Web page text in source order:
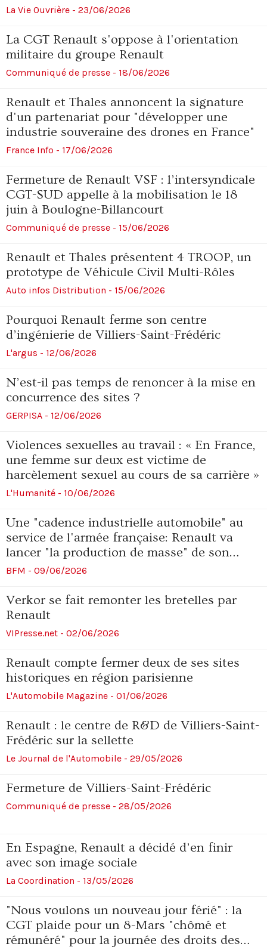
La Vie Ouvrière - 23/06/2026
La CGT Renault s'oppose à l'orientation
militaire du groupe Renault
Communiqué de presse - 18/06/2026
Renault et Thales annoncent la signature
d'un partenariat pour "développer une
industrie souveraine des drones en France"
France Info - 17/06/2026
Fermeture de Renault VSF : l’intersyndicale
CGT-SUD appelle à la mobilisation le 18
juin à Boulogne-Billancourt
Communiqué de presse - 15/06/2026
Renault et Thales présentent 4 TROOP, un
prototype de Véhicule Civil Multi-Rôles
Auto infos Distribution - 15/06/2026
Pourquoi Renault ferme son centre
d’ingénierie de Villiers-Saint-Frédéric
L'argus - 12/06/2026
N’est-il pas temps de renoncer à la mise en
concurrence des sites ?
GERPISA - 12/06/2026
Violences sexuelles au travail : « En France,
une femme sur deux est victime de
harcèlement sexuel au cours de sa carrière »
L'Humanité - 10/06/2026
Une "cadence industrielle automobile" au
service de l'armée française: Renault va
lancer "la production de masse" de son
drone "avant la fin de l'année"
BFM - 09/06/2026
Verkor se fait remonter les bretelles par
Renault
VIPresse.net - 02/06/2026
Renault compte fermer deux de ses sites
historiques en région parisienne
L'Automobile Magazine - 01/06/2026
Renault : le centre de R&D de Villiers-Saint-
Frédéric sur la sellette
Le Journal de l'Automobile - 29/05/2026
Fermeture de Villiers-Saint-Frédéric
Communiqué de presse - 28/05/2026
En Espagne, Renault a décidé d’en finir
avec son image sociale
La Coordination - 13/05/2026
"Nous voulons un nouveau jour férié" : la
CGT plaide pour un 8-Mars "chômé et
rémunéré" pour la journée des droits des